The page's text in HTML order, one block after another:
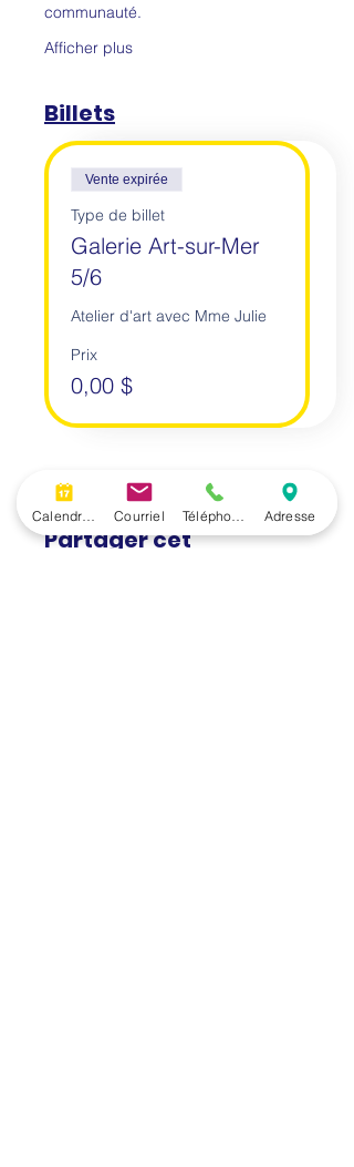
communauté.
Afficher plus
Billets
Vente expirée
Type de billet
Galerie Art-sur-Mer
5/6
Atelier d'art avec Mme Julie
Prix
0,00 $
Partager cet
Courriel Adresse